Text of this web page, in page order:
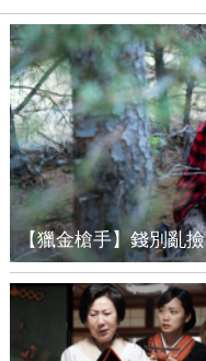
【獵金槍手】錢別亂撿